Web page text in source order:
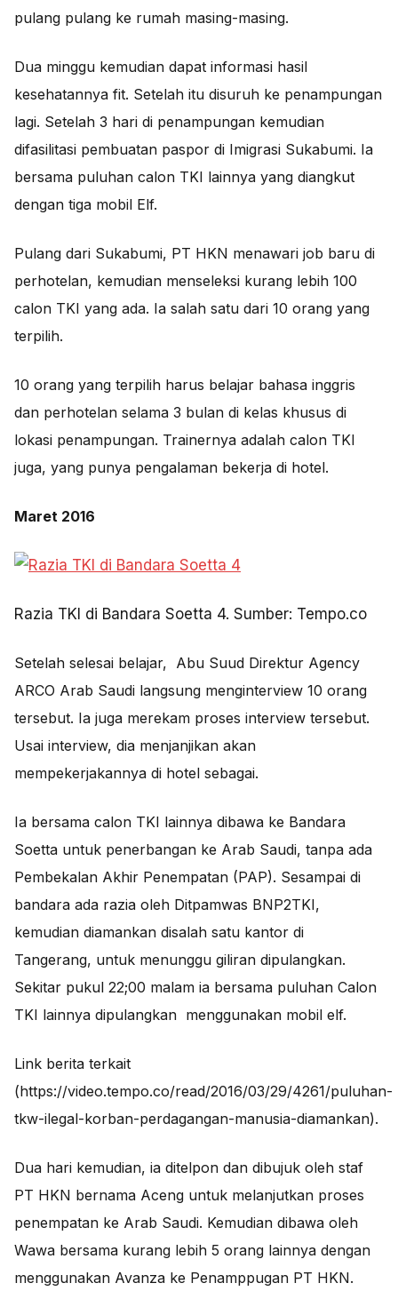
pulang pulang ke rumah masing-masing.
Dua minggu kemudian dapat informasi hasil
kesehatannya fit. Setelah itu disuruh ke penampungan
lagi. Setelah 3 hari di penampungan kemudian
difasilitasi pembuatan paspor di Imigrasi Sukabumi. Ia
bersama puluhan calon TKI lainnya yang diangkut
dengan tiga mobil Elf.
Pulang dari Sukabumi, PT HKN menawari job baru di
perhotelan, kemudian menseleksi kurang lebih 100
calon TKI yang ada. Ia salah satu dari 10 orang yang
terpilih.
10 orang yang terpilih harus belajar bahasa inggris
dan perhotelan selama 3 bulan di kelas khusus di
lokasi penampungan. Trainernya adalah calon TKI
juga, yang punya pengalaman bekerja di hotel.
Maret 2016
Razia TKI di Bandara Soetta 4. Sumber: Tempo.co
Setelah selesai belajar, Abu Suud Direktur Agency
ARCO Arab Saudi langsung menginterview 10 orang
tersebut. Ia juga merekam proses interview tersebut.
Usai interview, dia menjanjikan akan
mempekerjakannya di hotel sebagai.
Ia bersama calon TKI lainnya dibawa ke Bandara
Soetta untuk penerbangan ke Arab Saudi, tanpa ada
Pembekalan Akhir Penempatan (PAP). Sesampai di
bandara ada razia oleh Ditpamwas BNP2TKI,
kemudian diamankan disalah satu kantor di
Tangerang, untuk menunggu giliran dipulangkan.
Sekitar pukul 22;00 malam ia bersama puluhan Calon
TKI lainnya dipulangkan menggunakan mobil elf.
Link berita terkait
(https://video.tempo.co/read/2016/03/29/4261/puluhan-
tkw-ilegal-korban-perdagangan-manusia-diamankan).
Dua hari kemudian, ia ditelpon dan dibujuk oleh staf
PT HKN bernama Aceng untuk melanjutkan proses
penempatan ke Arab Saudi. Kemudian dibawa oleh
Wawa bersama kurang lebih 5 orang lainnya dengan
menggunakan Avanza ke Penamppugan PT HKN.